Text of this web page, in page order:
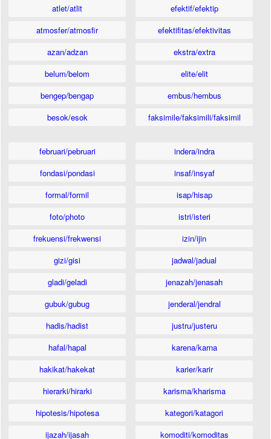
atlet/atlit
atmosfer/atmosfir
azan/adzan
belum/belom
bengep/bengap
besok/esok
efektif/efektip
efektifitas/efektivitas
ekstra/extra
elite/elit
embus/hembus
faksimile/faksimili/faksimil
februari/pebruari
fondasi/pondasi
formal/formil
foto/photo
frekuensi/frekwensi
gizi/gisi
gladi/geladi
gubuk/gubug
hadis/hadist
hafal/hapal
hakikat/hakekat
hierarki/hirarki
hipotesis/hipotesa
ijazah/ijasah
indera/indra
insaf/insyaf
isap/hisap
istri/isteri
izin/ijin
jadwal/jadual
jenazah/jenasah
jenderal/jendral
justru/justeru
karena/karna
karier/karir
karisma/kharisma
kategori/katagori
komoditi/komoditas